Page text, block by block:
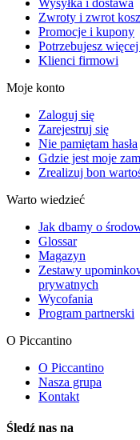
Zwroty i zwrot
Promocje i kupony
Potrzebujesz
Klienci firmowi
Moje konto
Zaloguj się
Zarejestruj się
Nie pamiętam hasła
Gdzie jest moje
Zrealizuj bon
Warto wiedzieć
Jak dbamy o
Glossar
Magazyn
Zestawy
prywatnych
Wycofania
Program partnerski
O Piccantino
O Piccantino
Nasza grupa
Kontakt
Śledź nas na